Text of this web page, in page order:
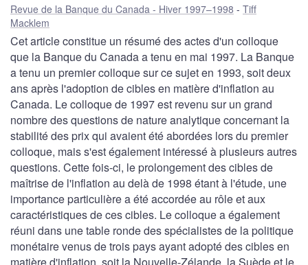
Revue de la Banque du Canada - Hiver 1997–1998
Tiff
Macklem
Cet article constitue un résumé des actes d'un colloque
que la Banque du Canada a tenu en mai 1997. La Banque
a tenu un premier colloque sur ce sujet en 1993, soit deux
ans après l'adoption de cibles en matière d'inflation au
Canada. Le colloque de 1997 est revenu sur un grand
nombre des questions de nature analytique concernant la
stabilité des prix qui avaient été abordées lors du premier
colloque, mais s'est également intéressé à plusieurs autres
questions. Cette fois-ci, le prolongement des cibles de
maîtrise de l'inflation au delà de 1998 étant à l'étude, une
importance particulière a été accordée au rôle et aux
caractéristiques de ces cibles. Le colloque a également
réuni dans une table ronde des spécialistes de la politique
monétaire venus de trois pays ayant adopté des cibles en